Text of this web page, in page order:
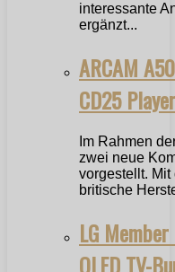
interessante
ergänzt...
ARCAM
CD25
Im Rahmen
zwei neue
vorgestellt. Mit
britische
LG
OLED TV-